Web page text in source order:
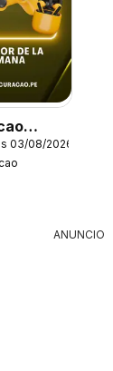
03/08/2026
ANUNCIO